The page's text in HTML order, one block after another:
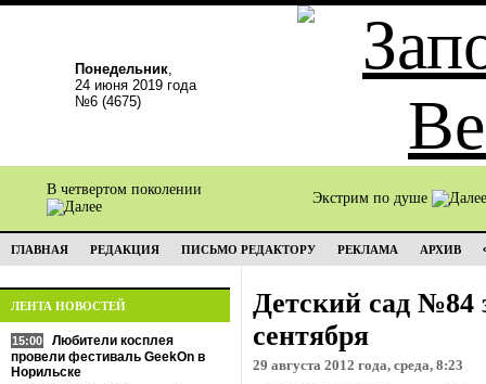
Понедельник,
24 июня 2019 года
№6 (4675)
В четвертом поколении
Экстрим по душе
ГЛАВНАЯ РЕДАКЦИЯ ПИСЬМО РЕДАКТОРУ РЕКЛАМА АРХИВ
ЛЕНТА НОВОСТЕЙ
15:00
Любители косплея
провели фестиваль GeekOn в
Норильске
Детский сад №84
сентября
29 августа 2012 года, среда, 8:23